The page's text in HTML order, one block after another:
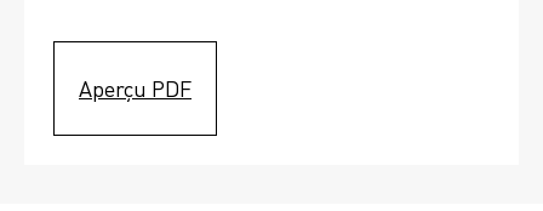
Aperçu PDF